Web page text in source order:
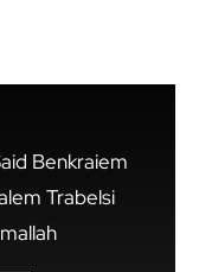
Benkraiem
Trabelsi